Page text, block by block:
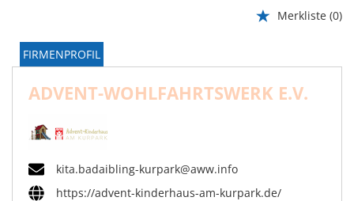
Merkliste (0)
FIRMENPROFIL
ADVENT-WOHLFAHRTSWERK E.V.
kita.badaibling-kurpark@aww.info
https://advent-kinderhaus-am-kurpark.de/